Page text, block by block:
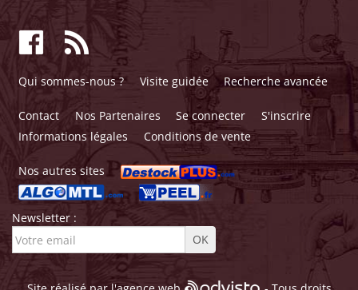
Qui sommes-nous ? Visite guidée Recherche avancée
Contact Nos Partenaires Se connecter
S'inscrire
Informations légales
Conditions de vente
Nos autres sites
Newsletter :